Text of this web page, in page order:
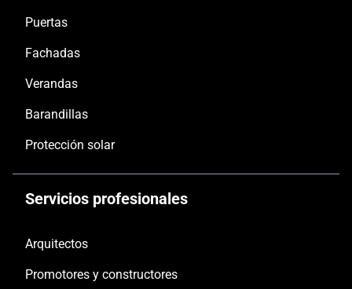
Puertas
Fachadas
Verandas
Barandillas
Protección solar
Servicios profesionales
Arquitectos
Promotores y constructores